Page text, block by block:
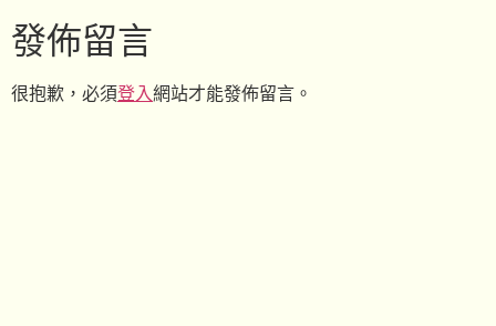
發佈留言
很抱歉，必須登入網站才能發佈留言。